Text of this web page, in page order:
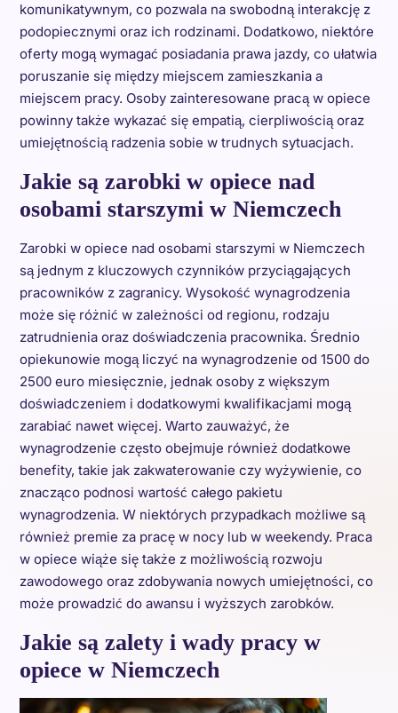
komunikatywnym, co pozwala na swobodną interakcję z
podopiecznymi oraz ich rodzinami. Dodatkowo, niektóre
oferty mogą wymagać posiadania prawa jazdy, co ułatwia
poruszanie się między miejscem zamieszkania a
miejscem pracy. Osoby zainteresowane pracą w opiece
powinny także wykazać się empatią, cierpliwością oraz
umiejętnością radzenia sobie w trudnych sytuacjach.
Jakie są zarobki w opiece nad
osobami starszymi w Niemczech
Zarobki w opiece nad osobami starszymi w Niemczech
są jednym z kluczowych czynników przyciągających
pracowników z zagranicy. Wysokość wynagrodzenia
może się różnić w zależności od regionu, rodzaju
zatrudnienia oraz doświadczenia pracownika. Średnio
opiekunowie mogą liczyć na wynagrodzenie od 1500 do
2500 euro miesięcznie, jednak osoby z większym
doświadczeniem i dodatkowymi kwalifikacjami mogą
zarabiać nawet więcej. Warto zauważyć, że
wynagrodzenie często obejmuje również dodatkowe
benefity, takie jak zakwaterowanie czy wyżywienie, co
znacząco podnosi wartość całego pakietu
wynagrodzenia. W niektórych przypadkach możliwe są
również premie za pracę w nocy lub w weekendy. Praca
w opiece wiąże się także z możliwością rozwoju
zawodowego oraz zdobywania nowych umiejętności, co
może prowadzić do awansu i wyższych zarobków.
Jakie są zalety i wady pracy w
opiece w Niemczech